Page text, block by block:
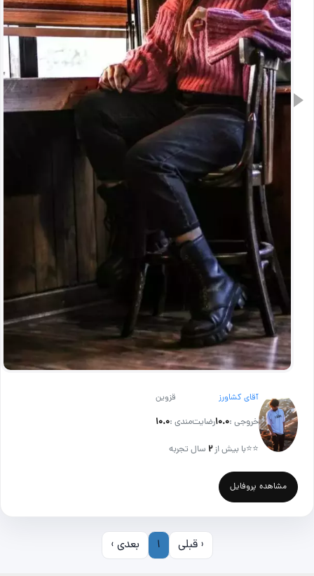
آقای کشاورز قزوین
خروجی :۱۰.۰رضایت‌مندی :۱۰.۰
⭐⭐با بیش از۲ سال تجربه
مشاهده پروفایل
‹ قبلی 1 بعدی ›